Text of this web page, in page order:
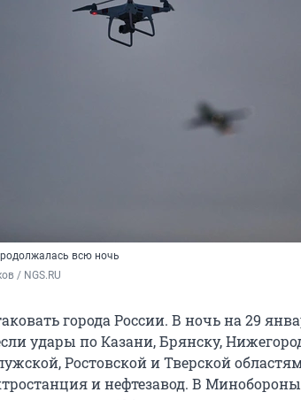
всю ночь
/ NGS.RU
города России. В ночь на 29
удары по Казани, Брянску,
Ростовской и Тверской
и нефтезавод. В